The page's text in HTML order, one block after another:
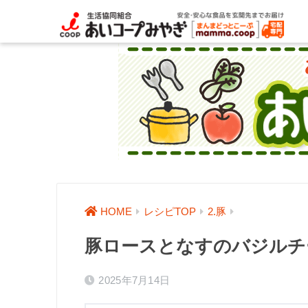
HOME レシピTOP 2.豚
豚ロースとなすのバジル
2025年7月14日